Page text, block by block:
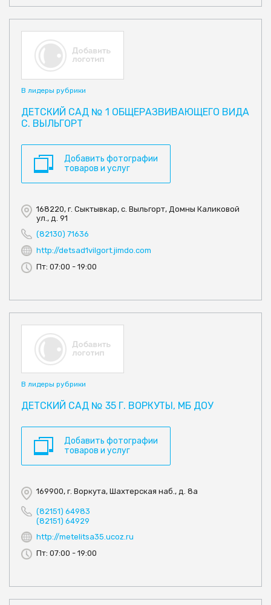
В лидеры рубрики
ДЕТСКИЙ САД № 1 ОБЩЕРАЗВИВАЮЩЕГО ВИДА
С. ВЫЛЬГОРТ
Добавить фотографии
товаров и услуг
168220, г. Сыктывкар, с. Выльгорт, Домны Каликовой
ул., д. 91
(82130) 71636
http://detsad1vilgort.jimdo.com
Пт: 07:00 - 19:00
В лидеры рубрики
ДЕТСКИЙ САД № 35 Г. ВОРКУТЫ, МБ ДОУ
Добавить фотографии
товаров и услуг
169900, г. Воркута, Шахтерская наб., д. 8а
(82151) 64983
(82151) 64929
http://metelitsa35.ucoz.ru
Пт: 07:00 - 19:00